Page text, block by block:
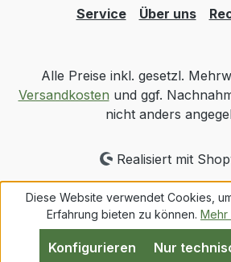
Service Über uns
Alle Preise inkl. gesetzl.
Versandkosten und ggf.
nicht anders
Realisiert mit
Diese Website verwendet Cookies,
Erfahrung bieten zu können. Mehr
Nur
Konfigurieren